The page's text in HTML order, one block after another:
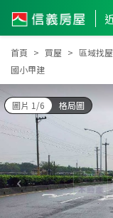
首頁 買屋 區域找屋
國小甲建
圖片 1/6 格局圖